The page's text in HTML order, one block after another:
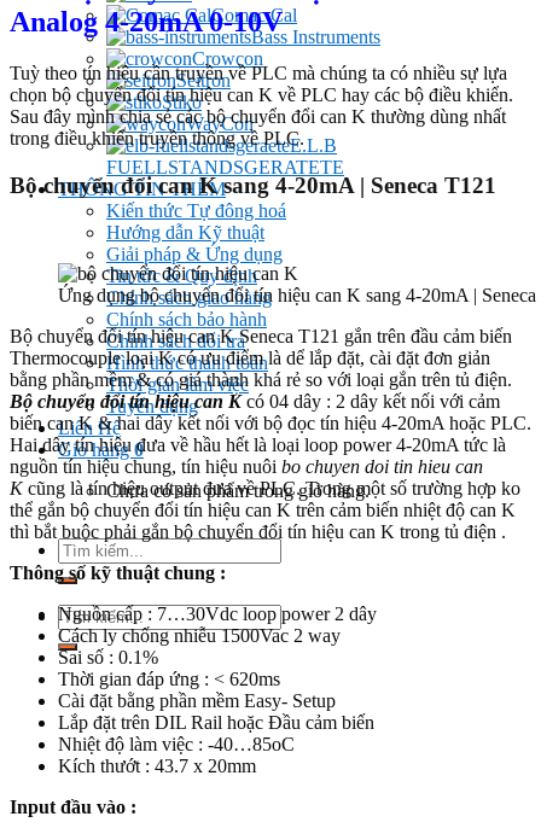
Comac Cal
Bass Instruments
Crowcon
Seitron
Stiko
WayCon
E.L.B
FUELLSTANDSGERATETE
THÔNG TIN THÊM
Kiến thức Tự đông hoá
Hướng dẫn Kỹ thuật
Giải pháp & Ứng dụng
Tin tức & Quy định
Chính sách giao hàng
Chính sách bảo hành
Chính sách đổi trả
Hình thức thanh toán
Thời gian làm việc
Tuyển dụng
Liên Hệ
Giỏ hàng0
Chưa có sản phẩm trong giỏ hàng.
Tìm
kiếm:
Tìm
kiếm:
Analog 4-20mA 0-10V
Tuỳ theo tín hiệu cần truyền về PLC mà chúng ta có nhiều sự lựa
chọn bộ chuyển đổi tín hiệu can K về PLC hay các bộ điều khiển.
Sau đây mình chia sẻ các bộ chuyển đổi can K thường dùng nhất
trong điều khiển truyền thông về PLC.
Bộ chuyển đổi can K sang 4-20mA | Seneca T121
Ứng dụng bộ chuyển đổi tín hiệu can K sang 4-20mA |
Bộ chuyển đổi tín hiệu can K Seneca T121 gắn trên đầu cảm biến
Thermocouple loại K có ưu điểm là dể lắp đặt, cài đặt đơn giản
bằng phần mềm & có giá thành khá rẻ so với loại gắn trên tủ điện.
Bộ chuyển đổi tín hiệu can Kcó 04 dây : 2 dây kết nối với cảm
biến can K & hai dây kết nối với bộ đọc tín hiệu 4-20mA hoặc PLC.
Hai dây tín hiệu đưa về hầu hết là loại loop power 4-20mA tức là
nguồn tín hiệu chung, tín hiệu nuôi bo chuyen doi tin hieu can
K cũng là tín hiệu output đưa về PLC. Trong một số trường hợp ko
thể gắn bộ chuyển đổi tín hiệu can K trên cảm biến nhiệt độ can K
thì bắt buộc phải gắn bộ chuyển đổi tín hiệu can K trong tủ điện .
Thông số kỹ thuật chung :
Nguồn cấp : 7…30Vdc loop power 2 dây
Cách ly chống nhiễu 1500Vac 2 way
Sai số : 0.1%
Thời gian đáp ứng : < 620ms
Cài đặt bằng phần mềm Easy- Setup
Lắp đặt trên DIL Rail hoặc Đầu cảm biến
Nhiệt độ làm việc : -40…85oC
Kích thướt : 43.7 x 20mm
Input đầu vào :